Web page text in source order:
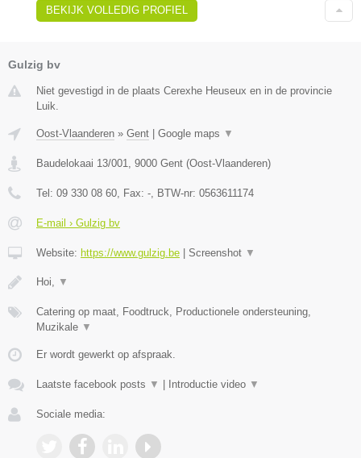
BEKIJK VOLLEDIG PROFIEL
Gulzig bv
Niet gevestigd in de plaats Cerexhe Heuseux en in de provincie
Luik.
Oost-Vlaanderen » Gent Google maps ▼
Baudelokaai 13/001 9000 Gent (Oost-Vlaanderen)
Tel: 09 330 08 60 , Fax: - , BTW-nr: 0563611174
E-mail › Gulzig bv
Website: https://www.gulzig.be Screenshot ▼
Hoi, ▼
Catering op maat, Foodtruck, Productionele ondersteuning,
Muzikale ▼
Er wordt gewerkt op afspraak.
Laatste facebook posts ▼ Introductie video ▼
Sociale media: